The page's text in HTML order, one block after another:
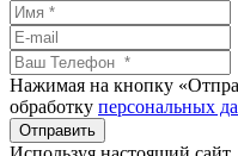
Нажимая на кнопку
обработку персональных